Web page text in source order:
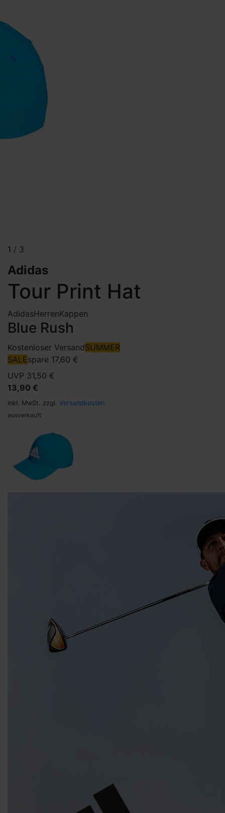
1 / 3
Adidas
Tour Print Hat
AdidasHerrenKappen
Blue Rush
Kostenloser VersandSUMMER
SALEspare 17,60 €
UVP 31,50 €
13,90 €
inkl. MwSt. zzgl. Versandkosten
ausverkauft